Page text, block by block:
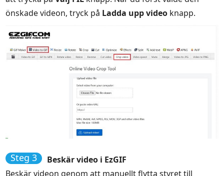
önskade videon, tryck på Ladda upp video knapp.
Steg 3
Beskär video i EzGIF
Beskär videon genom att manuellt flytta styret till